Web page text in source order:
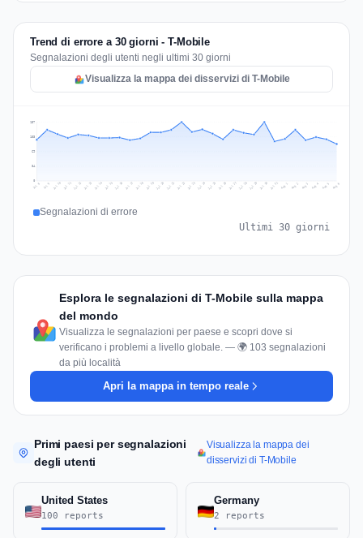
Trend di errore a 30 giorni - T-Mobile
Segnalazioni degli utenti negli ultimi 30 giorni
Visualizza la mappa dei disservizi di T-Mobile
34
69
103
137
Jul 8 Jul 9 Jul 10 Jul 11 Jul 12 Jul 13 Jul 14 Jul 15 Jul 16 Jul 17 Jul 18 Jul 19 Jul 20 Jul 21 Jul 22 Jul 23 Jul 24 Jul 25 Jul 26 Jul 27 Jul 28 Jul 29 Jul 30 Jul 31 Aug 1 Aug 2 Aug 3 Aug 4 Aug 5 Aug 6
Segnalazioni di errore
Ultimi 30 giorni
Esplora le segnalazioni di T-Mobile sulla mappa
del mondo
Visualizza le segnalazioni per paese e scopri dove si
verificano i problemi a livello globale. — 🌍 103 segnalazioni
da più località
Apri la mappa in tempo reale
Primi paesi per segnalazioni
degli utenti
Visualizza la mappa dei
disservizi di T-Mobile
United States
100 reports
Germany
2 reports